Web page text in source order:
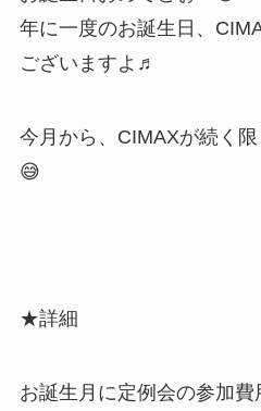
年に一度のお誕生日、
ございますよ♬
今月から、CIMAXが続く
😅
★詳細
お誕生月に定例会の参加費